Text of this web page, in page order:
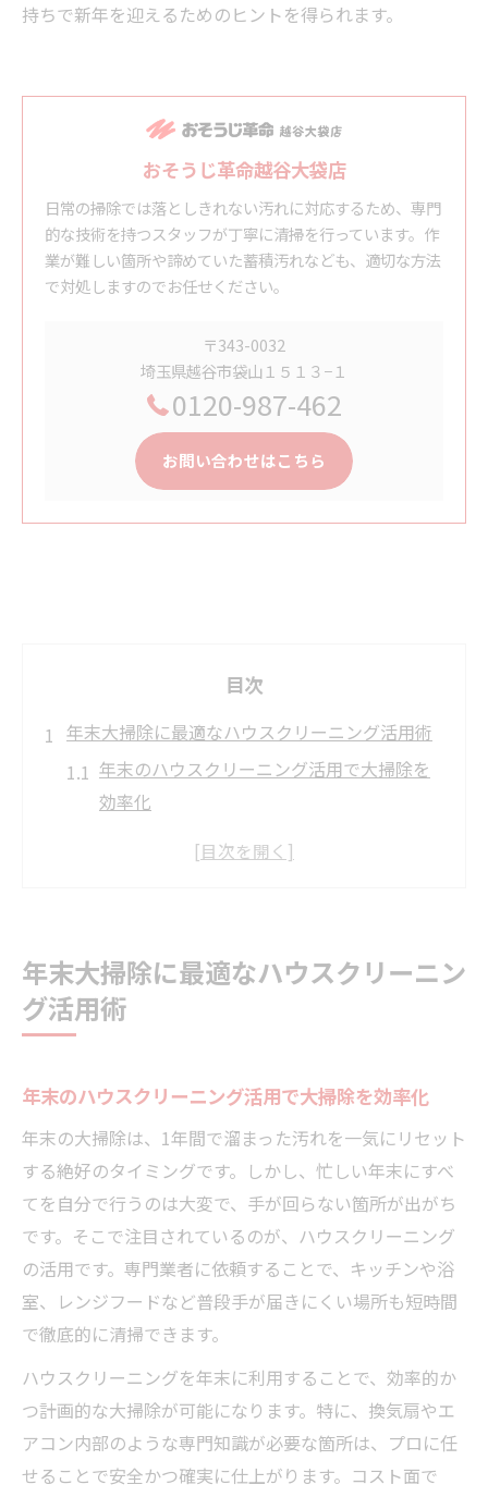
持ちで新年を迎えるためのヒントを得られます。
おそうじ革命越谷大袋店
日常の掃除では落としきれない汚れに対応するため、専門
的な技術を持つスタッフが丁寧に清掃を行っています。作
業が難しい箇所や諦めていた蓄積汚れなども、適切な方法
で対処しますのでお任せください。
〒343-0032
埼玉県越谷市袋山１５１３−１
0120-987-462
お問い合わせはこちら
目次
年末大掃除に最適なハウスクリーニング活用術
年末のハウスクリーニング活用で大掃除を
効率化
ハウスクリーニング業者選びのポイントと
ハウスクリーニングで落とす頑固な汚れ対
策法
伝統に基づく年末大掃除の正しいタイミン
グ解説
12月29日や31日に掃除を避ける理由と背景
ハウスクリーニング時期の選び方と縁起担
ぎ
年末に大掃除をしないとどうなるか専門家
日本だけの年末大掃除文化とハウスクリー
ニング
ハウスクリーニングで家族に安らぎの新年を
年末大掃除に最適なハウスクリーニン
グ活用術
年末のハウスクリーニング活用で大掃除を効率化
年末の大掃除は、1年間で溜まった汚れを一気にリセット
する絶好のタイミングです。しかし、忙しい年末にすべ
てを自分で行うのは大変で、手が回らない箇所が出がち
です。そこで注目されているのが、ハウスクリーニング
の活用です。専門業者に依頼することで、キッチンや浴
室、レンジフードなど普段手が届きにくい場所も短時間
で徹底的に清掃できます。
ハウスクリーニングを年末に利用することで、効率的か
つ計画的な大掃除が可能になります。特に、換気扇やエ
アコン内部のような専門知識が必要な箇所は、プロに任
せることで安全かつ確実に仕上がります。コスト面で